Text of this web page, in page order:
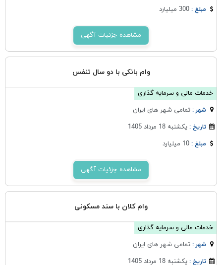
مبلغ :300 میلیارد
مشاهده جزئیات آگهی
وام بانکی با دو سال تنفس
خدمات مالی و سرمایه گذاری
شهر :تمامی شهر های ایران
تاریخ :یکشنبه 18 مرداد 1405
مبلغ :10 میلیارد
مشاهده جزئیات آگهی
وام کلان با سند مسکونی
خدمات مالی و سرمایه گذاری
شهر :تمامی شهر های ایران
تاریخ :یکشنبه 18 مرداد 1405